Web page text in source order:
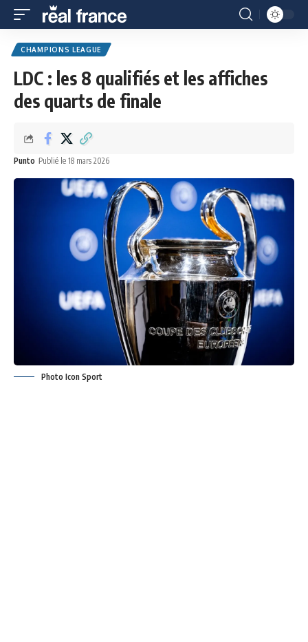
CHAMPIONS LEAGUE
LDC : les 8 qualifiés et les affiches
des quarts de finale
Punto Publié le 18 mars 2026
Photo Icon Sport